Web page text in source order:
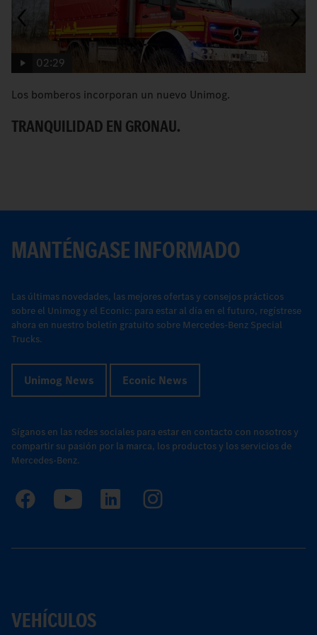
02:29
Los bomberos incorporan un nuevo Unimog.
TRANQUILIDAD EN GRONAU.
MANTÉNGASE INFORMADO
Las últimas novedades, las mejores ofertas y consejos prácticos
sobre el Unimog y el Econic: para estar al día en el futuro, regístrese
ahora en nuestro boletín gratuito sobre Mercedes-Benz Special
Trucks.
Unimog News Econic News
Síganos en las redes sociales para estar en contacto con nosotros y
compartir su pasión por la marca, los productos y los servicios de
Mercedes-Benz.
VEHÍCULOS